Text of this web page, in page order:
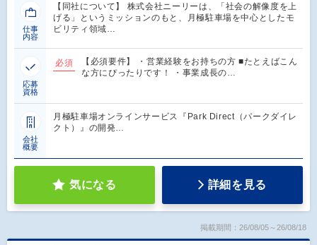
仕事
内容
【同社について】 株式会社ニーリーは、「社会の解像度を上
げる」というミッションのもと、月極駐車場を中心としたモ
ビリティ領域…
応募
資格
必須
【必須要件】 ・営業経験をお持ちの方 ■たとえばこん
な方にぴったりです！ ・事業成長の…
会社
概要
月極駐車場オンラインサービス『Park Direct（パークダイレ
クト）』の開発…
気になる 詳細を見る
掲載期間：26/08/05～26/08/18